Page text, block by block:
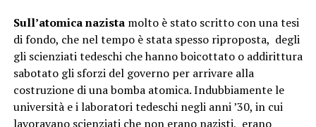
Sull’atomica nazista molto è stato scritto con una tesi
di fondo, che nel tempo è stata spesso riproposta, degli
gli scienziati tedeschi che hanno boicottato o addirittura
sabotato gli sforzi del governo per arrivare alla
costruzione di una bomba atomica. Indubbiamente le
università e i laboratori tedeschi negli anni ’30, in cui
lavoravano scienziati che non erano nazisti, erano